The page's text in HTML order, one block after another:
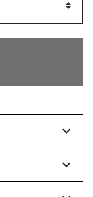
keyboard_arrow_down
keyboard_arrow_down